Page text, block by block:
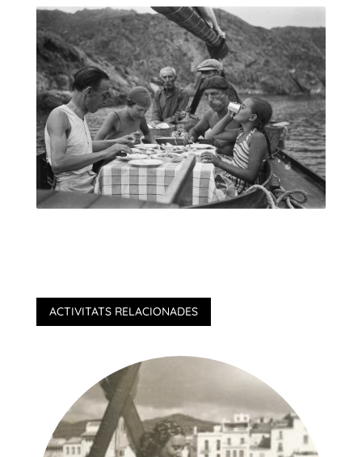
ACTIVITATS RELACIONADES